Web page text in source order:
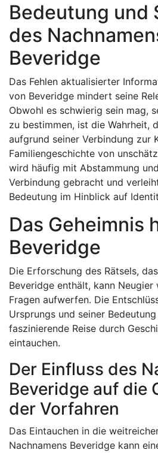
Bedeutung und
des
Beveridge
Das Fehlen aktualisierter
von Beveridge mindert seine
Obwohl es schwierig sein mag,
zu bestimmen, ist die Wahrheit,
aufgrund seiner Verbindung zur
Familiengeschichte von
wird häufig mit Abstammung
Verbindung gebracht und
Bedeutung im Hinblick auf
Das Geheimnis
Beveridge
Die Erforschung des Rätsels,
Beveridge enthält, kann Neugier
Fragen aufwerfen. Die
Ursprungs und seiner
faszinierende Reise durch
eintauchen.
Der Einfluss des
Beveridge auf die
der Vorfahren
Das Eintauchen in die
Nachnamens Beveridge kann